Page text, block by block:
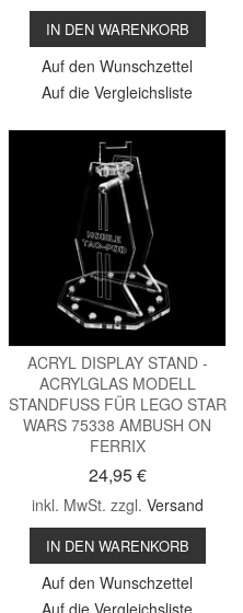
IN DEN WARENKORB
Auf den Wunschzettel
Auf die Vergleichsliste
ACRYL DISPLAY STAND -
ACRYLGLAS MODELL
STANDFUSS FÜR LEGO STAR
WARS 75338 AMBUSH ON
FERRIX
24,95 €
inkl. MwSt. zzgl. Versand
IN DEN WARENKORB
Auf den Wunschzettel